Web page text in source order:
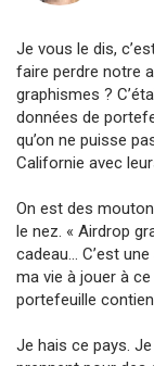
Je vous le dis,
faire perdre notre
graphismes ?
données de
qu’on ne puisse
Californie avec
On est des
le nez. « Airdrop
cadeau... C’est
ma vie à jouer à
portefeuille
Je hais ce pays.